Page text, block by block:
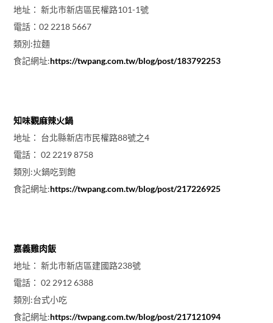
地址： 新北市新店區民權路101-1號
電話：02 2218 5667
類別:拉麵
食記網址:https://twpang.com.tw/blog/post/183792253
知味觀麻辣火鍋
地址： 台北縣新店市民權路88號之4
電話： 02 2219 8758
類別:火鍋吃到飽
食記網址:https://twpang.com.tw/blog/post/217226925
嘉義雞肉飯
地址： 新北市新店區建國路238號
電話： 02 2912 6388
類別:台式小吃
食記網址:https://twpang.com.tw/blog/post/217121094